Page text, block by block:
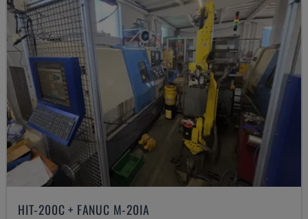
HIT-200C + FANUC M-20IA